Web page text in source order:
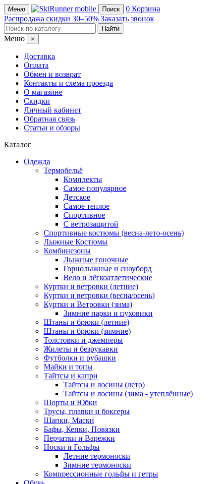
Меню mobile Поиск 0 Корзина
Распродажа скидки 30–50% Заказать звонок
Меню ×
Доставка
Оплата
Обмен и возврат
Контакты и схема проезда
О магазине
Скидки
Личный кабинет
Обратная связь
Статьи и обзоры
Каталог
Одежда
Термобельё
Комплекты
Самое популярное
Детское
Самое теплое
Спортивное
С ветрозащитой
Спортивные костюмы (весна-лето-осень)
Лыжные Костюмы
Комбинезоны
Лыжные гоночные
Горнолыжные и сноуборд
Вело и лёгкоатлетические
Куртки и ветровки (летние)
Куртки и ветровки (весна/осень)
Куртки и Ветровки (зима)
Зимние парки и пуховики
Штаны и брюки (летние)
Штаны и брюки (зимние)
Толстовки и джемперы
Жилеты и безрукавки
Футболки и рубашки
Майки и топы
Тайтсы и капри
Тайтсы и лосины (лето)
Тайтсы и лосины (зима - утеплённые)
Шорты и Юбки
Трусы, плавки и боксеры
Шапки, Маски
Бафы, Кепки, Повязки
Перчатки и Варежки
Носки и Гольфы
Летние термоноски
Зимние термоноски
Компрессионные гольфы и гетры